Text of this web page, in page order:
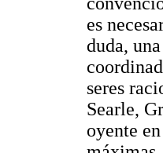
es
duda,
seres
Searle,
oyente